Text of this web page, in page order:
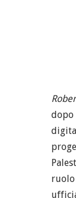
dopo